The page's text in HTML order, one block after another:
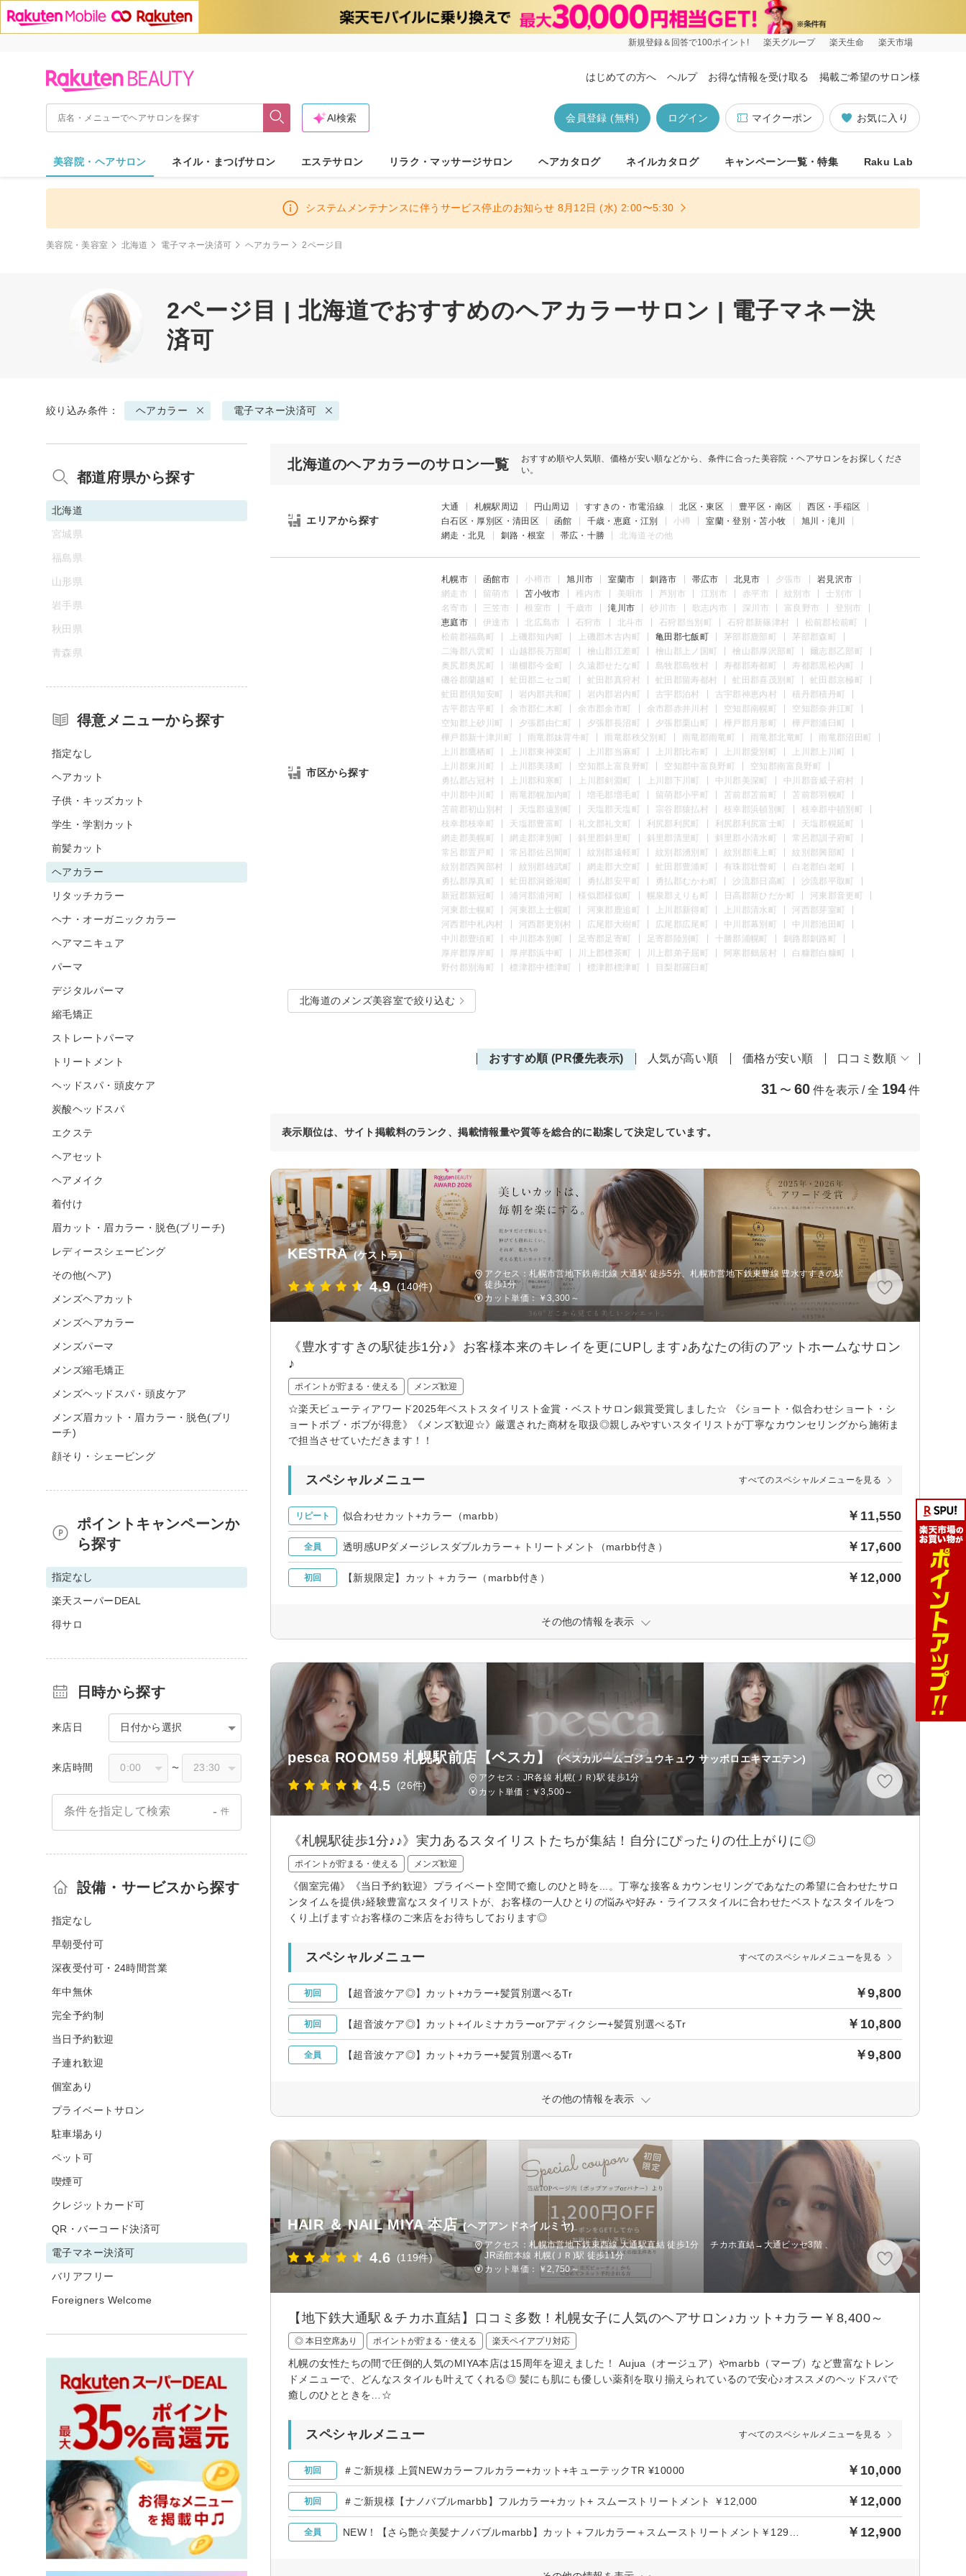
新規登録＆回答で100ポイント! 楽天グループ 楽天生命 楽天市場
はじめての方へ ヘルプ お得な情報を受け取る 掲載ご希望のサロン様
お気に入り
マイクーポン
ログイン
会員登録 (無料)
AI検索
美容院・ヘアサロン ネイル・まつげサロン エステサロン リラク・マッサージサロン ヘアカタログ ネイルカタログ キャンペーン一覧・特集 Raku Lab
システムメンテナンスに伴うサービス停止のお知らせ 8月12日 (水) 2:00〜5:30
美容院・美容室 北海道 電子マネー決済可 ヘアカラー 2ページ目
2ページ目 | 北海道でおすすめのヘアカラーサロン | 電子マネー決
済可
絞り込み条件： ヘアカラー 電子マネー決済可
北海道のヘアカラーのサロン一覧
おすすめ順や人気順、価格が安い順などから、条件に合った美容院・ヘアサロンをお探しくださ
い。
エリアから探す
大通 札幌駅周辺 円山周辺 すすきの・市電沿線 北区・東区 豊平区・南区
西区・手稲区
白石区・厚別区・清田区
函館 千歳・恵庭・江別 小樽 室蘭・登別・苫小牧
旭川・滝川
網走・北見
釧路・根室 帯広・十勝 北海道その他
市区から探す
札幌市 函館市 小樽市 旭川市 室蘭市 釧路市 帯広市 北見市 夕張市
岩見沢市
網走市
留萌市 苫小牧市 稚内市 美唄市 芦別市 江別市 赤平市 紋別市
士別市
名寄市
三笠市 根室市 千歳市 滝川市 砂川市 歌志内市 深川市 富良野市
登別市
恵庭市
伊達市 北広島市 石狩市 北斗市 石狩郡当別町 石狩郡新篠津村
松前郡松前町
松前郡福島町
上磯郡知内町 上磯郡木古内町 亀田郡七飯町 茅部郡鹿部町
茅部郡森町
二海郡八雲町
山越郡長万部町 檜山郡江差町 檜山郡上ノ国町 檜山郡厚沢部町
爾志郡乙部町
奥尻郡奥尻町
瀬棚郡今金町 久遠郡せたな町 島牧郡島牧村 寿都郡寿都町
寿都郡黒松内町
磯谷郡蘭越町
虻田郡ニセコ町 虻田郡真狩村 虻田郡留寿都村 虻田郡喜茂別町
虻田郡京極町
虻田郡倶知安町
岩内郡共和町 岩内郡岩内町 古宇郡泊村 古宇郡神恵内村
積丹郡積丹町
古平郡古平町
余市郡仁木町 余市郡余市町 余市郡赤井川村 空知郡南幌町
空知郡奈井江町
空知郡上砂川町
夕張郡由仁町 夕張郡長沼町 夕張郡栗山町 樺戸郡月形町
樺戸郡浦臼町
樺戸郡新十津川町
雨竜郡妹背牛町 雨竜郡秩父別町 雨竜郡雨竜町 雨竜郡北竜町
雨竜郡沼田町
上川郡鷹栖町
上川郡東神楽町 上川郡当麻町 上川郡比布町 上川郡愛別町
上川郡上川町
上川郡東川町
上川郡美瑛町 空知郡上富良野町 空知郡中富良野町
空知郡南富良野町
勇払郡占冠村
上川郡和寒町 上川郡剣淵町 上川郡下川町 中川郡美深町
中川郡音威子府村
中川郡中川町
雨竜郡幌加内町 増毛郡増毛町 留萌郡小平町 苫前郡苫前町
苫前郡羽幌町
苫前郡初山別村
天塩郡遠別町 天塩郡天塩町 宗谷郡猿払村 枝幸郡浜頓別町
枝幸郡中頓別町
枝幸郡枝幸町
天塩郡豊富町 礼文郡礼文町 利尻郡利尻町 利尻郡利尻富士町
天塩郡幌延町
網走郡美幌町
網走郡津別町 斜里郡斜里町 斜里郡清里町 斜里郡小清水町
常呂郡訓子府町
常呂郡置戸町
常呂郡佐呂間町 紋別郡遠軽町 紋別郡湧別町 紋別郡滝上町
紋別郡興部町
紋別郡西興部村
紋別郡雄武町 網走郡大空町 虻田郡豊浦町 有珠郡壮瞥町
白老郡白老町
勇払郡厚真町
虻田郡洞爺湖町 勇払郡安平町 勇払郡むかわ町 沙流郡日高町
沙流郡平取町
新冠郡新冠町
浦河郡浦河町 様似郡様似町 幌泉郡えりも町 日高郡新ひだか町
河東郡音更町
河東郡士幌町
河東郡上士幌町 河東郡鹿追町 上川郡新得町 上川郡清水町
河西郡芽室町
河西郡中札内村
河西郡更別村 広尾郡大樹町 広尾郡広尾町 中川郡幕別町
中川郡池田町
中川郡豊頃町
中川郡本別町 足寄郡足寄町 足寄郡陸別町 十勝郡浦幌町
釧路郡釧路町
厚岸郡厚岸町
厚岸郡浜中町 川上郡標茶町 川上郡弟子屈町 阿寒郡鶴居村
白糠郡白糠町
野付郡別海町
標津郡中標津町 標津郡標津町 目梨郡羅臼町
北海道のメンズ美容室で絞り込む
おすすめ順 (PR優先表示) 人気が高い順 価格が安い順 口コミ数順
31 〜 60 件を表示 / 全 194 件
表示順位は、サイト掲載料のランク、掲載情報量や質等を総合的に勘案して決定しています。
KESTRA (ケストラ)
4.9 (140件)
アクセス：札幌市営地下鉄南北線 大通駅 徒歩5分、札幌市営地下鉄東豊線 豊水すすきの駅
徒歩1分
カット単価： ￥3,300～
《豊水すすきの駅徒歩1分♪》お客様本来のキレイを更にUPします♪あなたの街のアットホームなサロン
♪
ポイントが貯まる・使える メンズ歓迎
☆楽天ビューティアワード2025年ベストスタイリスト金賞・ベストサロン銀賞受賞しました☆ 《ショート・似合わせショート・シ
ョートボブ・ボブが得意》《メンズ歓迎☆》厳選された商材を取扱◎親しみやすいスタイリストが丁寧なカウンセリングから施術ま
で担当させていただきます！！
スペシャルメニュー すべてのスペシャルメニューを見る
リピート 似合わせカット+カラー（marbb） ￥11,550
全員 透明感UPダメージレスダブルカラー＋トリートメント（marbb付き） ￥17,600
初回 【新規限定】カット＋カラー（marbb付き） ￥12,000
その他の情報を表示
pesca ROOM59 札幌駅前店【ペスカ】 (ペスカルームゴジュウキュウ サッポロエキマエテン)
4.5 (26件)
アクセス：JR各線 札幌(ＪＲ)駅 徒歩1分
カット単価：￥3,500～
《札幌駅徒歩1分♪♪》実力あるスタイリストたちが集結！自分にぴったりの仕上がりに◎
ポイントが貯まる・使える メンズ歓迎
《個室完備》《当日予約歓迎》プライベート空間で癒しのひと時を...。丁寧な接客＆カウンセリングであなたの希望に合わせたサロ
ンタイムを提供♪経験豊富なスタイリストが、お客様の一人ひとりの悩みや好み・ライフスタイルに合わせたベストなスタイルをつ
くり上げます☆お客様のご来店をお待ちしております◎
スペシャルメニュー すべてのスペシャルメニューを見る
初回 【超音波ケア◎】カット+カラー+髪質別選べるTr ￥9,800
初回 【超音波ケア◎】カット+イルミナカラーorアディクシー+髪質別選べるTr ￥10,800
全員 【超音波ケア◎】カット+カラー+髪質別選べるTr ￥9,800
その他の情報を表示
HAIR ＆ NAIL MIYA 本店 (ヘアアンドネイルミヤ)
4.6 (119件)
アクセス：札幌市営地下鉄東西線 大通駅直結 徒歩1分 チカホ直結→大通ビッセ3階 、
JR函館本線 札幌(ＪＲ)駅 徒歩11分
カット単価：
￥2,750～
【地下鉄大通駅＆チカホ直結】口コミ多数！札幌女子に人気のヘアサロン♪カット+カラー￥8,400～
◎ 本日空席あり ポイントが貯まる・使える 楽天ペイアプリ対応
札幌の女性たちの間で圧倒的人気のMIYA本店は15周年を迎えました！ Aujua（オージュア）やmarbb（マーブ）など豊富なトレン
ドメニューで、どんなスタイルも叶えてくれる◎ 髪にも肌にも優しい薬剤を取り揃えられているので安心♪オススメのヘッドスパで
癒しのひとときを…☆
スペシャルメニュー すべてのスペシャルメニューを見る
初回 ＃ご新規様 上質NEWカラーフルカラー+カット+キューテックTR ¥10000 ￥10,000
初回 ＃ご新規様【ナノバブルmarbb】フルカラー+カット+ スムーストリートメント ￥12,000 ￥12,000
全員 ￥12,900
都道府県から探す
北海道
宮城県
福島県
山形県
岩手県
秋田県
青森県
得意メニューから探す
指定なし
ヘアカット
子供・キッズカット
学生・学割カット
前髪カット
ヘアカラー
リタッチカラー
ヘナ・オーガニックカラー
ヘアマニキュア
パーマ
デジタルパーマ
縮毛矯正
ストレートパーマ
トリートメント
ヘッドスパ・頭皮ケア
炭酸ヘッドスパ
エクステ
ヘアセット
ヘアメイク
着付け
眉カット・眉カラー・脱色(ブリーチ)
レディースシェービング
その他(ヘア)
メンズヘアカット
メンズヘアカラー
メンズパーマ
メンズ縮毛矯正
メンズヘッドスパ・頭皮ケア
メンズ眉カット・眉カラー・脱色(ブリ
ーチ)
顔そり・シェービング
ポイントキャンペーンか
ら探す
指定なし
楽天スーパーDEAL
得サロ
日時から探す
来店日 日付から選択
来店時間 〜
条件を指定して検索 - 件
設備・サービスから探す
指定なし
早朝受付可
深夜受付可・24時間営業
年中無休
完全予約制
当日予約歓迎
子連れ歓迎
個室あり
プライベートサロン
駐車場あり
ペット可
喫煙可
クレジットカード可
QR・バーコード決済可
電子マネー決済可
バリアフリー
Foreigners Welcome